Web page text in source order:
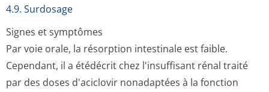
4.9. Surdosage
Signes et symptômes
Par voie orale, la résorption intestinale est faible.
Cependant, il a étédécrit chez l'insuffisant rénal traité
par des doses d'aciclovir nonadaptées à la fonction